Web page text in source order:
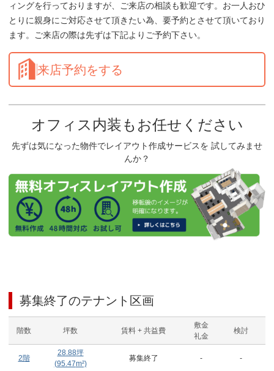
ィングを行っておりますが、ご来店の相談も歓迎です。お一人おひ
とりに親身にご対応させて頂きたい為、要予約とさせて頂いており
ます。ご来店の際は先ずは下記よりご予約下さい。
来店予約をする
オフィス内装もお任せください
先ずは気になった物件でレイアウト作成サービスを 試してみませ
んか？
募集終了のテナント区画
階数 坪数 賃料 + 共益費
敷金
礼金
検討
2階
28.88坪
(95.47m²)
募集終了 - -